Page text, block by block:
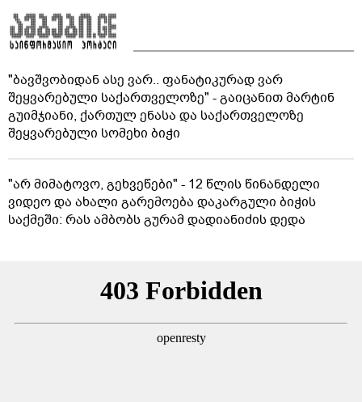
"ბავშვობიდან ასე ვარ.. ფანატიკურად ვარ
შეყვარებული საქართველოზე" - გაიცანით მარტინ
გუიმჯიანი, ქართულ ენასა და საქართველოზე
შეყვარებული სომეხი ბიჭი
"არ მიმატოვო, გეხვეწები" - 12 წლის წინანდელი
ვიდეო და ახალი გარემოება დაკარგული ბიჭის
საქმეში: რას ამბობს გურამ დადიანიძის დედა